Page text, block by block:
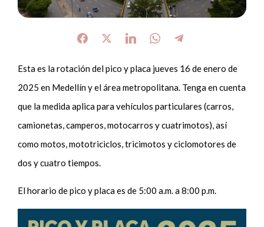
Esta es la rotación del pico y placa jueves 16 de enero de
2025 en Medellín y el área metropolitana. Tenga en cuenta
que la medida aplica para vehículos particulares (carros,
camionetas, camperos, motocarros y cuatrimotos), así
como motos, mototriciclos, tricimotos y ciclomotores de
dos y cuatro tiempos.
El horario de pico y placa es de 5:00 a.m. a 8:00 p.m.